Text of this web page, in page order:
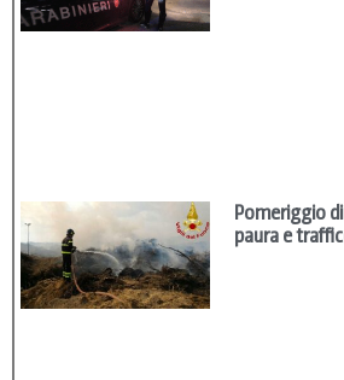
Pomeriggio
paura e